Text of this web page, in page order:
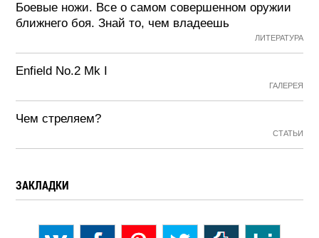
Боевые ножи. Все о самом совершенном оружии
ближнего боя. Знай то, чем владеешь
ЛИТЕРАТУРА
Enfield No.2 Mk I
ГАЛЕРЕЯ
Чем стреляем?
СТАТЬИ
ЗАКЛАДКИ